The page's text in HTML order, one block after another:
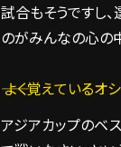
試合もそうですし
のがみんなの心の
―― よく覚えている
アジアカップのベ